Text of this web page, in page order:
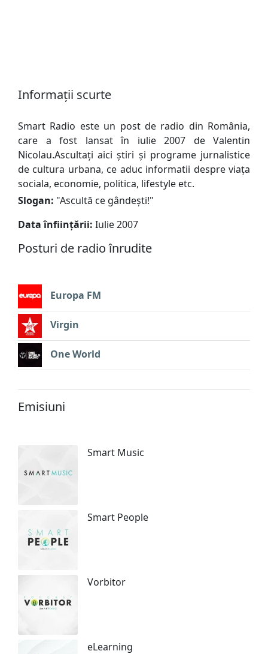
Informații scurte
Smart Radio este un post de radio din România,
care a fost lansat în iulie 2007 de Valentin
Nicolau.Ascultați aici știri și programe jurnalistice
de cultura urbana, ce aduc informatii despre viața
sociala, economie, politica, lifestyle etc.
Slogan: "Ascultă ce gândești!"
Data înființării: Iulie 2007
Posturi de radio înrudite
Europa FM
Virgin
One World
Emisiuni
Smart Music
Smart People
Vorbitor
eLearning